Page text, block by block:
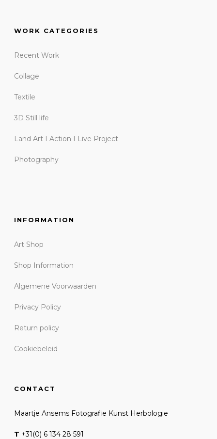
WORK CATEGORIES
Recent Work
Collage
Textile
3D Still life
Land Art I Action I Live Project
Photography
INFORMATION
Art Shop
Shop Information
Algemene Voorwaarden
Privacy Policy
Return policy
Cookiebeleid
CONTACT
Maartje Ansems Fotografie Kunst Herbologie
T +31(0) 6 134 28 591